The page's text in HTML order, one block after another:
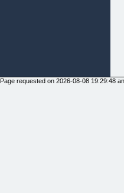
Page requested on 2026-08-08 19:29:48